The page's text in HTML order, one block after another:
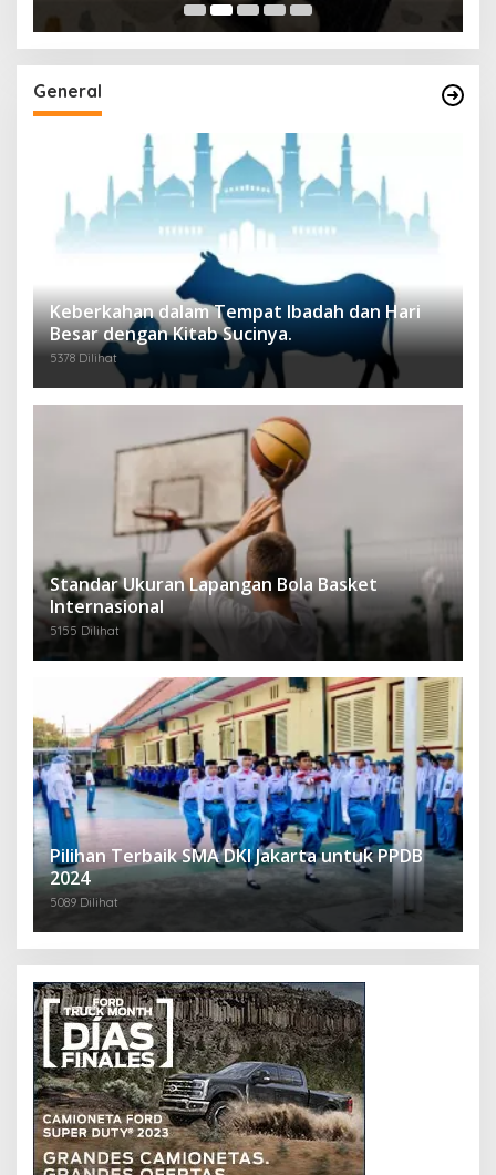
General
Keberkahan dalam Tempat Ibadah dan Hari
Besar dengan Kitab Sucinya.
5378 Dilihat
Standar Ukuran Lapangan Bola Basket
Internasional
5155 Dilihat
Pilihan Terbaik SMA DKI Jakarta untuk PPDB
2024
5089 Dilihat